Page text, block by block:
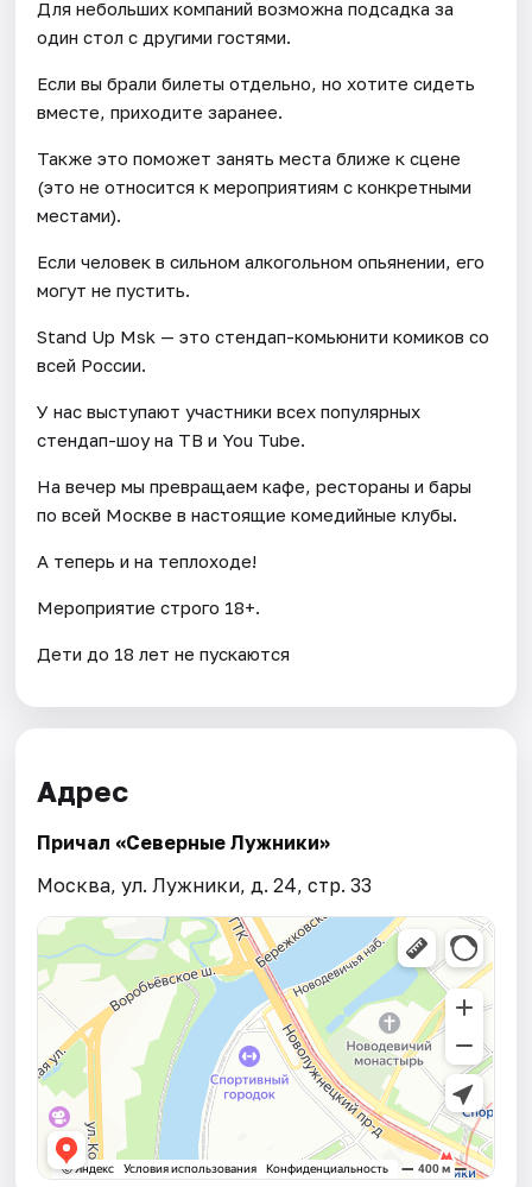
Для небольших компаний возможна подсадка за
один стол с другими гостями.
Если вы брали билеты отдельно, но хотите сидеть
вместе, приходите заранее.
Также это поможет занять места ближе к сцене
(это не относится к мероприятиям с конкретными
местами).
Если человек в сильном алкогольном опьянении, его
могут не пустить.
Stand Up Msk — это стендап-комьюнити комиков со
всей России.
У нас выступают участники всех популярных
стендап-шоу на ТВ и You Tube.
На вечер мы превращаем кафе, рестораны и бары
по всей Москве в настоящие комедийные клубы.
А теперь и на теплоходе!
Мероприятие строго 18+.
Дети до 18 лет не пускаются
Адрес
Причал «Северные Лужники»
Москва, ул. Лужники, д. 24, стр. 33